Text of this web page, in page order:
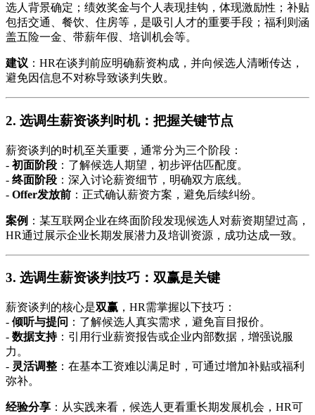
选人背景确定；绩效奖金与个人表现挂钩，体现激励性；补贴
包括交通、餐饮、住房等，是吸引人才的重要手段；福利则涵
盖五险一金、带薪年假、培训机会等。
建议 ：HR在谈判前应明确薪资构成，并向候选人清晰传达，
避免因信息不对称导致谈判失败。
2. 选调生薪资谈判时机：把握关键节点
薪资谈判的时机至关重要，通常分为三个阶段：
- 初面阶段 ：了解候选人期望，初步评估匹配度。
- 终面阶段 ：深入讨论薪资细节，明确双方底线。
- Offer发放前 ：正式确认薪资方案，避免后续纠纷。
案例 ：某互联网企业在终面阶段发现候选人对薪资期望过高，
HR通过展示企业长期发展潜力及培训资源，成功达成一致。
3. 选调生薪资谈判技巧：双赢是关键
薪资谈判的核心是双赢 ，HR需掌握以下技巧：
- 倾听与提问 ：了解候选人真实需求，避免盲目报价。
- 数据支持：引用行业薪资报告或企业内部数据，增强说服
力。
- 灵活调整 ：在基本工资难以满足时，可通过增加补贴或福利
弥补。
经验分享 ：从实践来看，候选人更看重长期发展机会，HR可